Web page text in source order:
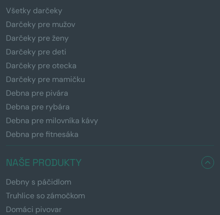
Všetky darčeky
Darčeky pre mužov
Darčeky pre ženy
Darčeky pre deti
Darčeky pre otecka
Darčeky pre mamičku
Debna pre pivára
Debna pre rybára
Debna pre milovníka kávy
Debna pre fitnesáka
NAŠE PRODUKTY
Debny s páčidlom
Truhlice so zámočkom
Domáci pivovar